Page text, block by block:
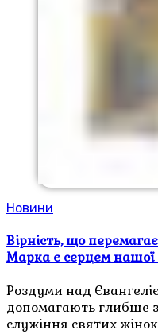
Новини
Вірність, що
Марка є серцем нашої
Роздуми над
допомагають глибше
служіння святих